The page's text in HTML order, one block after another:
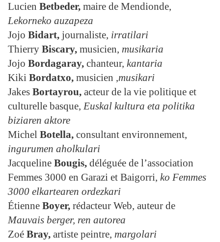
Lucien Betbeder, maire de Mendionde,
Lekorneko auzapeza
Jojo Bidart, journaliste, irratilari
Thierry Biscary, musicien, musikaria
Jojo Bordagaray, chanteur, kantaria
Kiki Bordatxo, musicien ,musikari
Jakes Bortayrou, acteur de la vie politique et
culturelle basque, Euskal kultura eta politika
biziaren aktore
Michel Botella, consultant environnement,
ingurumen aholkulari
Jacqueline Bougis, déléguée de l’association
Femmes 3000 en Garazi et Baigorri, ko Femmes
3000 elkartearen ordezkari
Étienne Boyer, rédacteur Web, auteur de
Mauvais berger, ren autorea
Zoé Bray, artiste peintre, margolari